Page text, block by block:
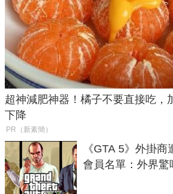
超神減肥神器！橘子不要直接吃，
下降
PR（新素簡）
《GTA 5》外掛
會員名單：外界驚